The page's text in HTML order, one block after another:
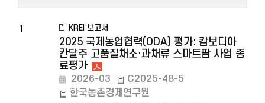
1 KREI 보고서
2025 국제농업협력(ODA) 평가: 캄보디아
칸달주 고품질채소·과채류 스마트팜 사업 종
료평가
2026-03
C2025-48-5
한국농촌경제연구원